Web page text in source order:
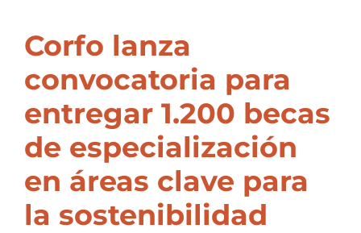
Corfo lanza
convocatoria para
entregar 1.200 becas
de especialización
en áreas clave para
la sostenibilidad